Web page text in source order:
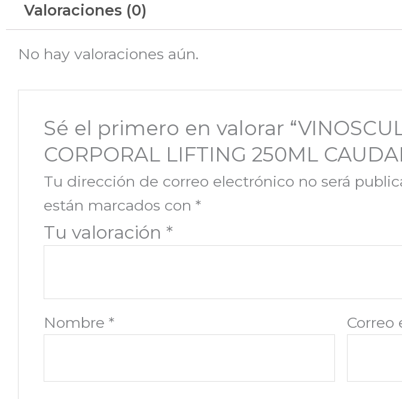
Valoraciones (0)
No hay valoraciones aún.
Sé el primero en valorar
CORPORAL LIFTING 250ML
Tu dirección de correo electrónico no será
están marcados con *
Tu valoración *
Nombre * Correo